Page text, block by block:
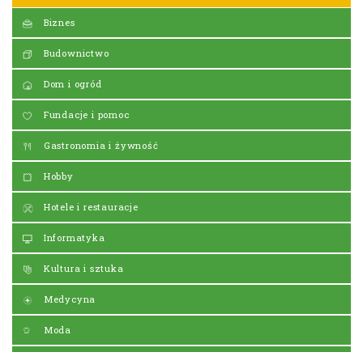
Biznes
Budownictwo
Dom i ogród
Fundacje i pomoc
Gastronomia i żywność
Hobby
Hotele i restauracje
Informatyka
Kultura i sztuka
Medycyna
Moda